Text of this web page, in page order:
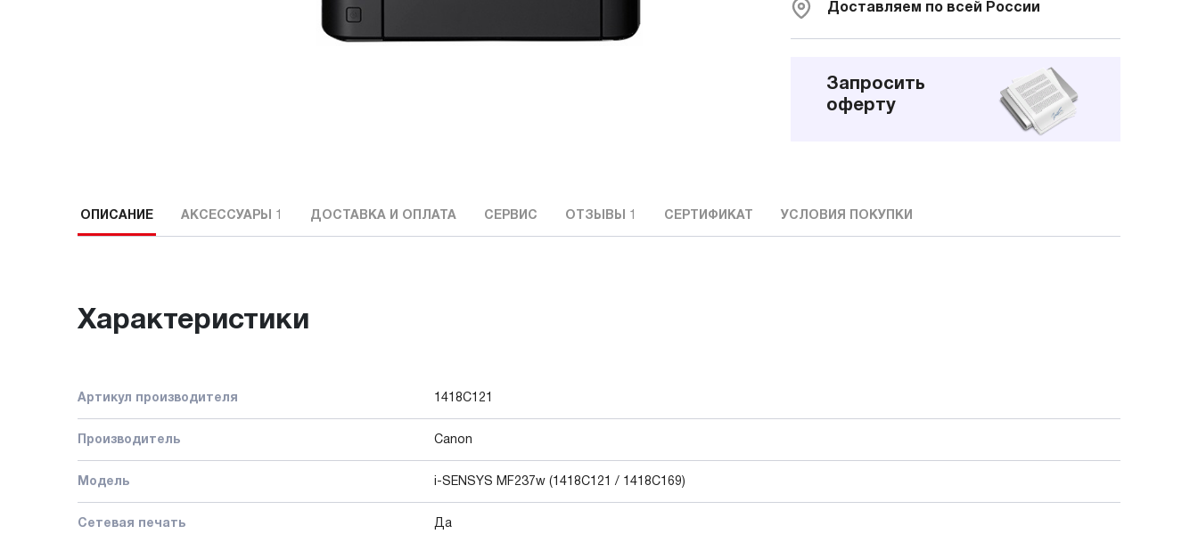
Доставляем по всей России
Запросить
оферту
ОПИСАНИЕ АКСЕССУАРЫ ДОСТАВКА И ОПЛАТА СЕРВИС ОТЗЫВЫ СЕРТИФИКАТ УСЛОВИЯ ПОКУПКИ
Характеристики
Артикул производителя 1418C121
Производитель Canon
Модель i-SENSYS MF237w (1418C121 / 1418C169)
Сетевая печать Да